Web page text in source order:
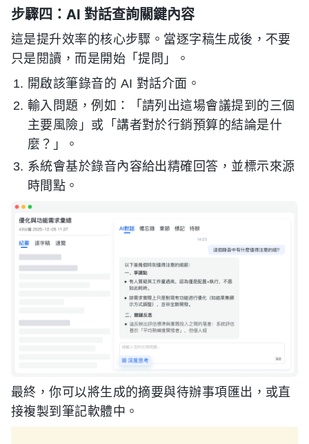
步驟四：AI 對話查詢關鍵內容
這是提升效率的核心步驟。當逐字稿生成後，不要
只是閱讀，而是開始「提問」。
開啟該筆錄音的 AI 對話介面。
輸入問題，例如：「請列出這場會議提到的三個
主要風險」或「講者對於行銷預算的結論是什
麼？」。
系統會基於錄音內容給出精確回答，並標示來源
時間點。
最終，你可以將生成的摘要與待辦事項匯出，或直
接複製到筆記軟體中。